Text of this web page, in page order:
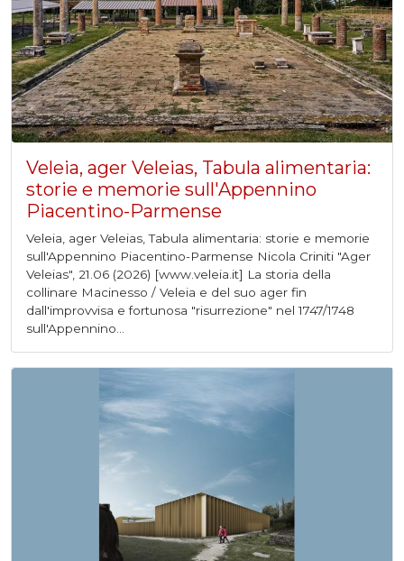
Veleia, ager Veleias, Tabula alimentaria:
storie e memorie sull'Appennino
Piacentino-Parmense
Veleia, ager Veleias, Tabula alimentaria: storie e memorie
sull'Appennino Piacentino-Parmense Nicola Criniti "Ager
Veleias", 21.06 (2026) [www.veleia.it] La storia della
collinare Macinesso / Veleia e del suo ager fin
dall'improvvisa e fortunosa "risurrezione" nel 1747/1748
sull'Appennino...